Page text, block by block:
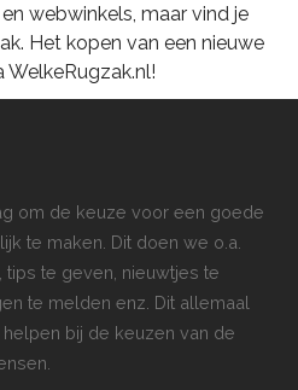
webwinkels, maar vind je
Het kopen van een nieuwe
om de keuze voor een goede
te maken. Dit doen we o.a.
te geven, nieuwtjes te
te melden enz. Dit allemaal
bij de keuzen van de